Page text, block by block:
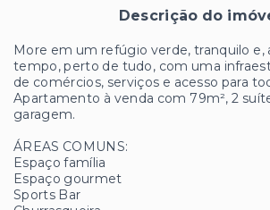
Descrição do
More em um refúgio verde, tranquilo e,
tempo, perto de tudo, com uma
de comércios, serviços e acesso para
Apartamento à venda com 79m², 2
garagem.
ÁREAS COMUNS:
Espaço família
Espaço gourmet
Sports Bar